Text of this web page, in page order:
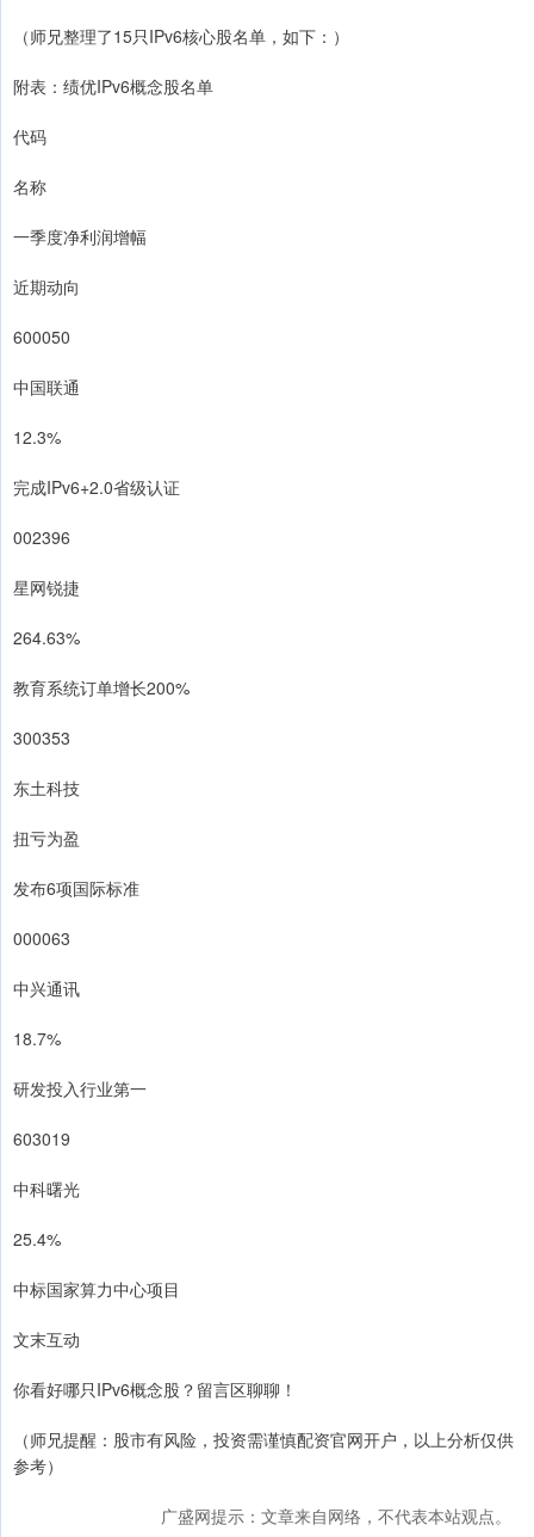
（师兄整理了15只IPv6核心股名单，如下：）
附表：绩优IPv6概念股名单
代码
名称
一季度净利润增幅
近期动向
600050
中国联通
12.3%
完成IPv6+2.0省级认证
002396
星网锐捷
264.63%
教育系统订单增长200%
300353
东土科技
扭亏为盈
发布6项国际标准
000063
中兴通讯
18.7%
研发投入行业第一
603019
中科曙光
25.4%
中标国家算力中心项目
文末互动
你看好哪只IPv6概念股？留言区聊聊！
（师兄提醒：股市有风险，投资需谨慎配资官网开户，以上分析仅供
参考）
广盛网提示：文章来自网络，不代表本站观点。